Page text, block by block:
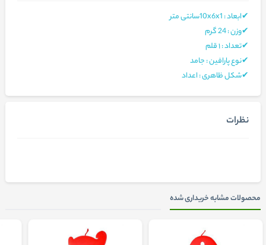
✔ابعاد : 10x6x1سانتی متر
✔وزن : 24 گرم
✔تعداد : ۱ قلم
✔نوع پارافین : جامد
✔شکل ظاهری : اعداد
نظرات
محصولات مشابه خریداری شده